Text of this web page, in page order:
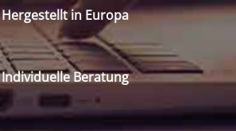
Hergestellt in Europa
Individuelle Beratung